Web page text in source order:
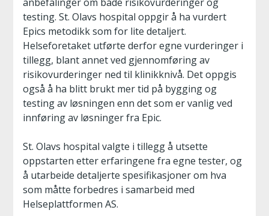
testing. St. Olavs hospital oppgir å ha vurdert
Epics metodikk som for lite detaljert.
Helseforetaket utførte derfor egne vurderinger i
tillegg, blant annet ved gjennomføring av
risikovurderinger ned til klinikknivå. Det oppgis
også å ha blitt brukt mer tid på bygging og
testing av løsningen enn det som er vanlig ved
innføring av løsninger fra Epic.
St. Olavs hospital valgte i tillegg å utsette
oppstarten etter erfaringene fra egne tester, og
å utarbeide detaljerte spesifikasjoner om hva
som måtte forbedres i samarbeid med
Helseplattformen AS.